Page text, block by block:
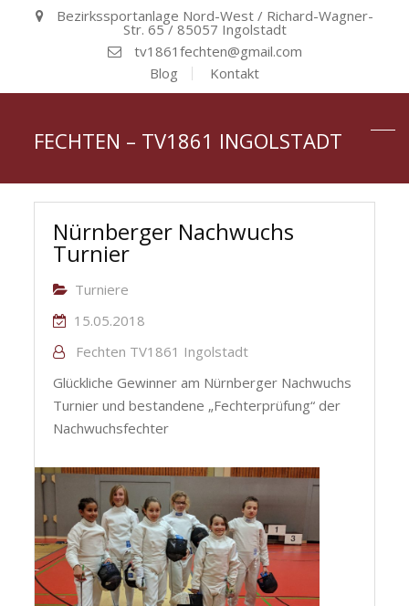
Bezirkssportanlage Nord-West / Richard-Wagner-
Str. 65 / 85057 Ingolstadt
tv1861fechten@gmail.com
Blog
Kontakt
FECHTEN – TV1861 INGOLSTADT
Nürnberger Nachwuchs
Turnier
Turniere
15.05.2018
Fechten TV1861 Ingolstadt
Glückliche Gewinner am Nürnberger Nachwuchs
Turnier und bestandene „Fechterprüfung“ der
Nachwuchsfechter